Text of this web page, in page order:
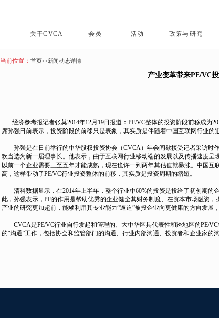
关于CVCA 会员 活动 政策与研究
当前位置： 首页>>新闻动态详情
产业变革带来PE/VC
经济参考报记者张莫2014年12月19日报道：PE/VC整体的投资阶段前移成为
席孙强日前表示，投资阶段的前移只是表象，其实质是伴随着中国互联网行业的
孙强是在日前举行的中华股权投资协会（CVCA）年会间歇接受记者采访时
欢当选为新一届理事长。他表示，由于互联网行业移动端的发展以及传播速度
以前一个企业需要三至五年才能成熟，现在也许一到两年其估值就暴涨。中国
高，这样带动了PE/VC行业投资整体的前移，其实质是投资周期的缩短。
清科数据显示，在2014年上半年，整个行业中60%的投资是投给了初创期的
此，孙强表示，PE的作用是帮助优秀的企业健全其财务制度、在资本市场融资
产业的研究更加超前，能够利用其专业能力“逼迫”被投企业向更健康的方向发展
CVCA是PE/VC行业自行发起和管理的、大中华区具代表性和跨地区的PE/
的“沟通”工作，包括协会和监管部门的沟通、行业内部沟通、投资者和企业家的